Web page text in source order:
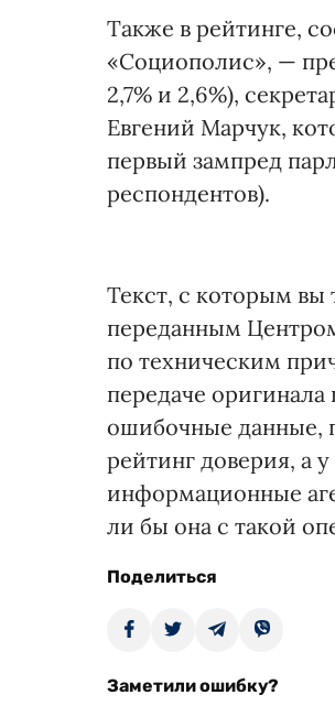
Также в рейтинге,
«Социополис», —
2,7% и 2,6%),
Евгений Марчук,
первый зампред
респондентов).
Текст, с которым вы
переданным
по техническим
передаче
ошибочные данные,
рейтинг доверия, а
информационные
ли бы она с такой
Поделиться
Заметили ошибку?